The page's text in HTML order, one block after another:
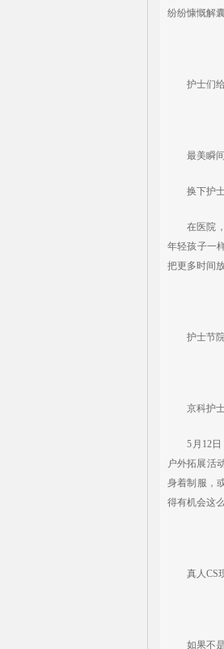
纷纷慷慨解
护士们给
最美瞬间
换下护士
在医院，
年轻孩子一
把更多时间
护士节院
京科护士
5月12日，
户外拓展活
身着制服，
得有机会这
真人CS
如果不是